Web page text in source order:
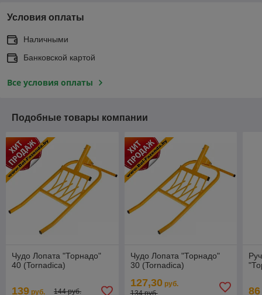
Условия оплаты
Наличными
Банковской картой
Все условия оплаты
Подобные товары компании
Чудо Лопата "Торнадо"
40 (Tornadica)
139 руб. 144 руб.
Чудо Лопата "Торнадо"
30 (Tornadica)
127,30руб.
86